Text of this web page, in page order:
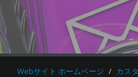
Webサイト ホームページ
カス